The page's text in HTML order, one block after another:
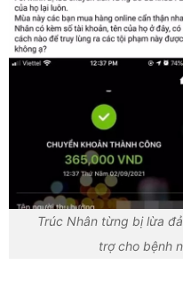
Trúc Nhân từng bị lừa
trợ cho bệnh